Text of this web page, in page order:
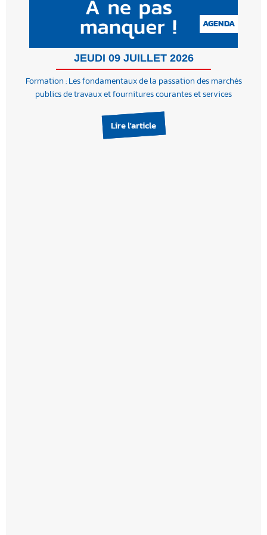
AGENDA
JEUDI 09 JUILLET 2026
Formation : Les fondamentaux de la passation des marchés
publics de travaux et fournitures courantes et services
Lire l'article